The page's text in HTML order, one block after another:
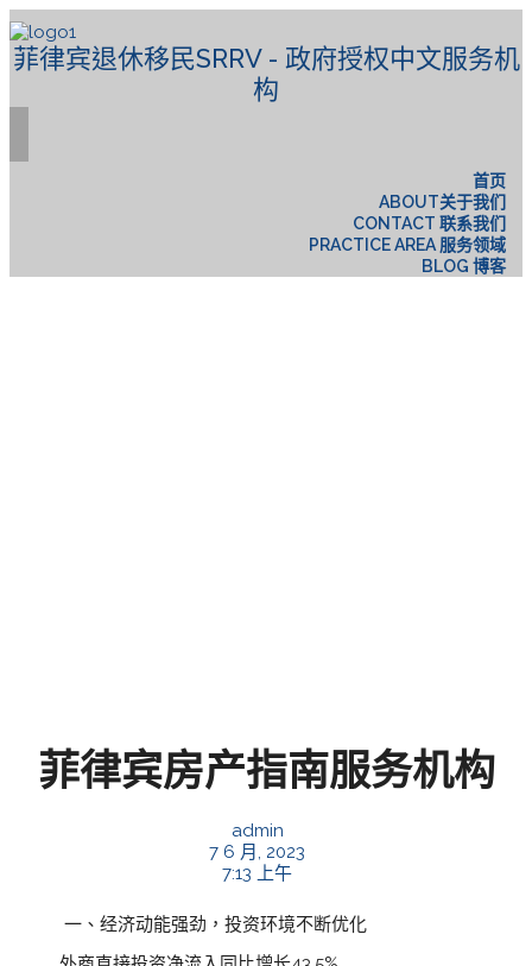
菲律宾退休移民SRRV - 政府授权中文服务机
构
首页
ABOUT关于我们
CONTACT 联系我们
PRACTICE AREA 服务领域
BLOG 博客
菲律宾房产指南服务机构
admin
7 6 月, 2023
7:13 上午
一、经济动能强劲，投资环境不断优化